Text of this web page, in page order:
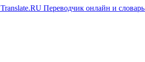
Translate.RU Переводчик онлайн и словарь